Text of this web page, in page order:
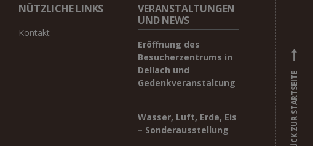
NÜTZLICHE LINKS
Kontakt
VERANSTALTUNGEN
UND NEWS
Eröffnung des
Besucherzentrums in
Dellach und
Gedenkveranstaltung
Wasser, Luft, Erde, Eis
– Sonderausstellung
ZURÜCK ZUR STARTSEITE